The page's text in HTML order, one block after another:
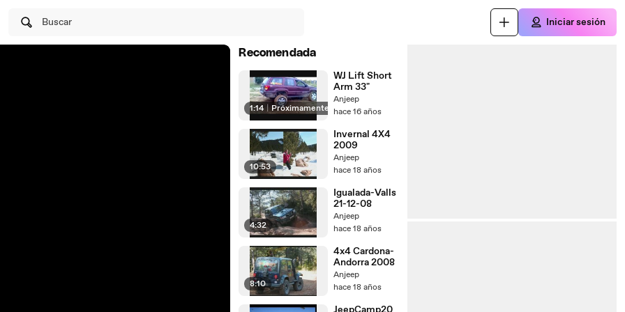
Buscar Iniciar sesión
Recomendada
1:14 | Próximamente
WJ Lift Short
Arm 33"
Anjeep
hace 16 años
10:53
Invernal 4X4
2009
Anjeep
hace 18 años
4:32
Igualada-Valls
21-12-08
Anjeep
hace 18 años
8:10
4x4 Cardona-
Andorra 2008
Anjeep
hace 18 años